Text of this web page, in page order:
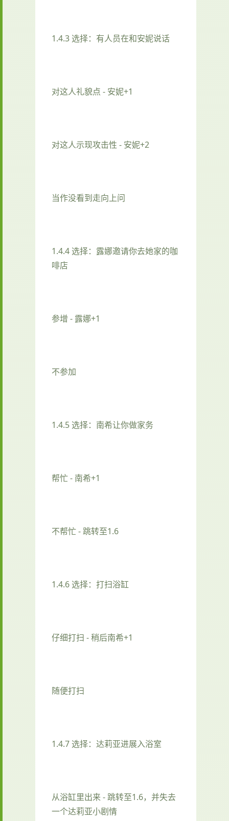
1.4.3 选择：有人员在和安妮说话
对这人礼貌点 - 安妮+1
对这人示现攻击性 - 安妮+2
当作没看到走向上问
1.4.4 选择：露娜邀请你去她家的咖
啡店
参增 - 露娜+1
不参加
1.4.5 选择：南希让你做家务
帮忙 - 南希+1
不帮忙 - 跳转至1.6
1.4.6 选择：打扫浴缸
仔细打扫 - 稍后南希+1
随便打扫
1.4.7 选择：达莉亚进展入浴室
从浴缸里出来 - 跳转至1.6，并失去
一个达莉亚小剧情